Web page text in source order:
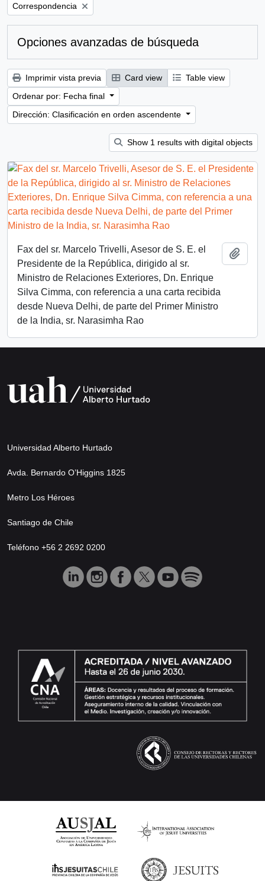
Remove filter:
Correspondencia
Opciones avanzadas de búsqueda
Imprimir vista previa Card view
Table view
Ordenar por: Fecha final
Dirección: Clasificación en orden ascendente
Show 1 results with digital objects
Fax del sr. Marcelo Trivelli, Asesor de S. E. el
Presidente de la República, dirigido al sr.
Ministro de Relaciones Exteriores, Dn. Enrique
Silva Cimma, con referencia a una carta recibida
desde Nueva Delhi, de parte del Primer Ministro
de la India, sr. Narasimha Rao
Universidad Alberto Hurtado
Avda. Bernardo O’Higgins 1825
Metro Los Héroes
Santiago de Chile
Teléfono +56 2 2692 0200